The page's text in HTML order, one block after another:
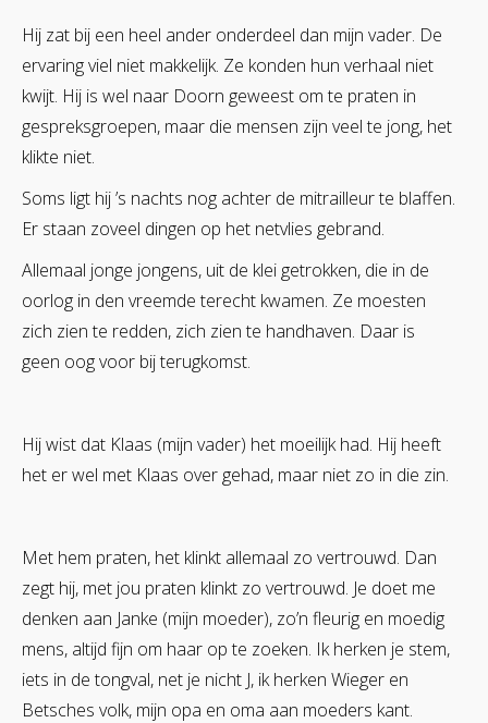
Hij zat bij een heel ander onderdeel dan mijn vader. De
ervaring viel niet makkelijk. Ze konden hun verhaal niet
kwijt. Hij is wel naar Doorn geweest om te praten in
gespreksgroepen, maar die mensen zijn veel te jong, het
klikte niet.
Soms ligt hij ’s nachts nog achter de mitrailleur te blaffen.
Er staan zoveel dingen op het netvlies gebrand.
Allemaal jonge jongens, uit de klei getrokken, die in de
oorlog in den vreemde terecht kwamen. Ze moesten
zich zien te redden, zich zien te handhaven. Daar is
geen oog voor bij terugkomst.
Hij wist dat Klaas (mijn vader) het moeilijk had. Hij heeft
het er wel met Klaas over gehad, maar niet zo in die zin.
Met hem praten, het klinkt allemaal zo vertrouwd. Dan
zegt hij, met jou praten klinkt zo vertrouwd. Je doet me
denken aan Janke (mijn moeder), zo’n fleurig en moedig
mens, altijd fijn om haar op te zoeken. Ik herken je stem,
iets in de tongval, net je nicht J, ik herken Wieger en
Betsches volk, mijn opa en oma aan moeders kant.